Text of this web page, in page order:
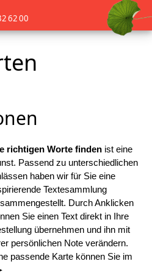
62 00
richtigen Worte finden ist eine
Passend zu unterschiedlichen
haben wir für Sie eine
Textesammlung
Durch Anklicken
Sie einen Text direkt in Ihre
übernehmen und ihn mit
persönlichen Note verändern.
passende Karte können Sie im